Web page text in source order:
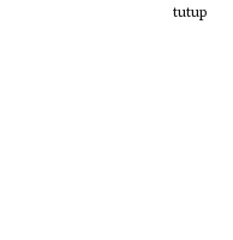
tutup